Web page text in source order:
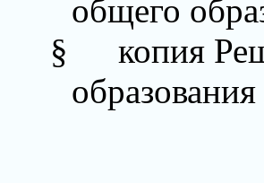
общего
§
копия